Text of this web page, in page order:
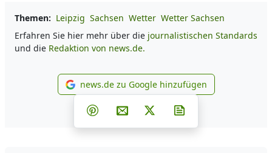
Themen: Leipzig Sachsen Wetter Wetter Sachsen
Erfahren Sie hier mehr über die journalistischen Standards
und die Redaktion von news.de.
news.de zu Google
news.de zu Google hinzufügen
Teilen auf Facebook
Teilen auf Whatsapp
Teilen auf Telegram
Teilen auf Pinterest
Per E-Mail teilen
Post auf X